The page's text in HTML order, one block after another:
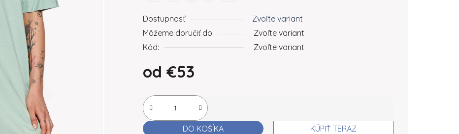
Dostupnosť
Zvoľte variant
Môžeme doručiť do:
Zvoľte variant
Kód:
Zvoľte variant
od €53
DO KOŠÍKA KÚPIŤ TERAZ